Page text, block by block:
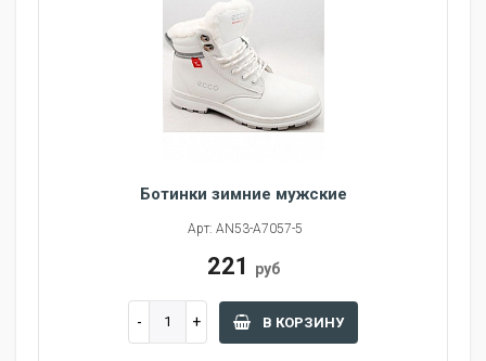
Ботинки зимние мужские
Арт: AN53-A7057-5
221 руб
В КОРЗИНУ